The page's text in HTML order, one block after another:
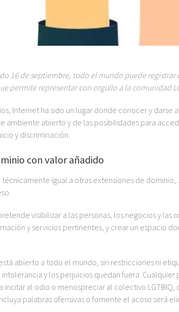
16 de septiembre, todo el mundo puede
permite representar con orgullo a la comunidad
Internet ha sido un lugar donde conocer y
ambiente abierto y de las posibilidades para
y discriminación.
con valor añadido
técnicamente igual a otras extensiones de
visibilizar a las personas, los negocios y
y servicios pertinentes, y crear un espacio
abierto a todo el mundo, sin restricciones ni
y los perjuicios quedan fuera. Cualquier
incitar al odio o menospreciar al colectivo
palabras ofensivas o fomente el acoso será